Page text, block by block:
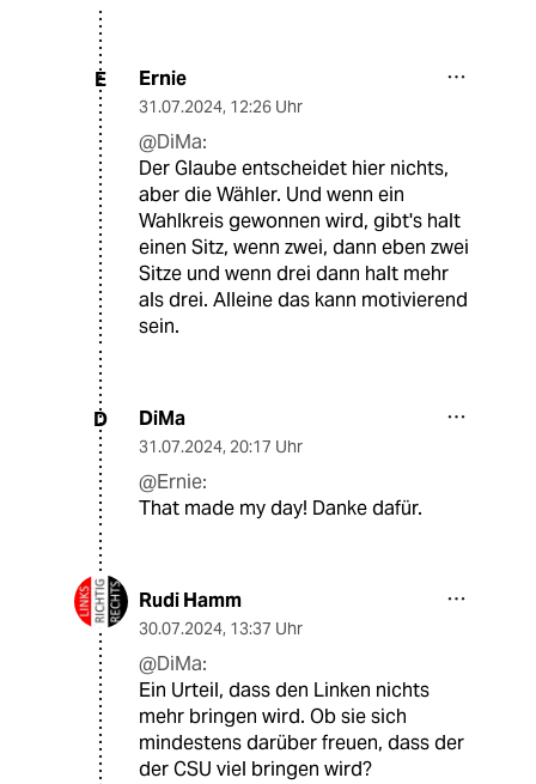
E Ernie
31.07.2024, 12:26 Uhr
@DiMa:
Der Glaube entscheidet hier nichts,
aber die Wähler. Und wenn ein
Wahlkreis gewonnen wird, gibt's halt
einen Sitz, wenn zwei, dann eben zwei
Sitze und wenn drei dann halt mehr
als drei. Alleine das kann motivierend
sein.
D DiMa
31.07.2024, 20:17 Uhr
@Ernie:
That made my day! Danke dafür.
Rudi Hamm
30.07.2024, 13:37 Uhr
@DiMa:
Ein Urteil, dass den Linken nichts
mehr bringen wird. Ob sie sich
mindestens darüber freuen, dass der
der CSU viel bringen wird?